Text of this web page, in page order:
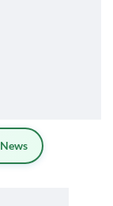
News